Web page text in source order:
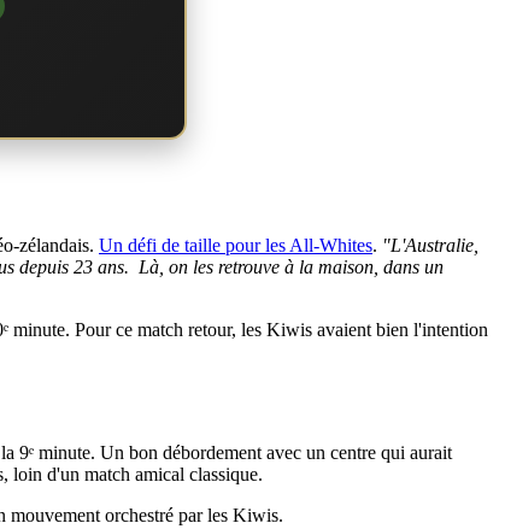
zélandais. Un défi de taille pour les All-Whites. "L'Australie,
depuis 23 ans. Là, on les retrouve à la maison, dans un
minute. Pour ce match retour, les Kiwis avaient bien l'intention
9ᵉ minute. Un bon débordement avec un centre qui aurait
loin d'un match amical classique.
mouvement orchestré par les Kiwis.